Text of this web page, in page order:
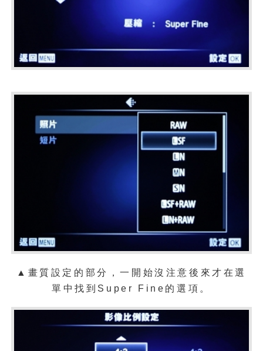
▲畫質設定的部分，一開始沒注意後來才在選
單中找到Super Fine的選項。